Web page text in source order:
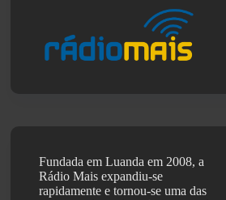
Fundada em Luanda em 2008, a
Rádio Mais expandiu-se
rapidamente e tornou-se uma das